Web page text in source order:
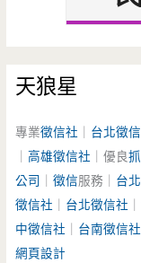
天狼星
專業徵信社 台北徵
｜高雄徵信社 ｜優良
公司 ｜徵信服務｜ 台
徵信社
台北徵信社 ｜
中徵信社
台南徵信社
網頁設計